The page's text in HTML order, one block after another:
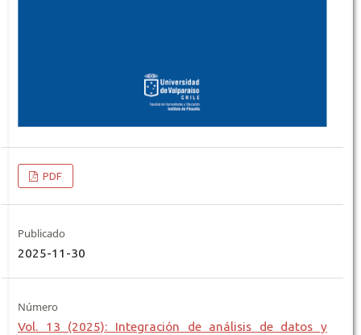
PDF
Publicado
2025-11-30
Número
Vol. 13 (2025): Integración de análisis de datos y